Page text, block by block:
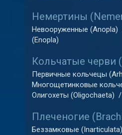
Немертины
Невооруженные (Anopla)
(Enopla)
Кольчатые черви
Первичные кольчецы
Многощетинковые
Олигохеты (Oligochaeta) /
Плеченогие
Беззамковые (Inarticulata)